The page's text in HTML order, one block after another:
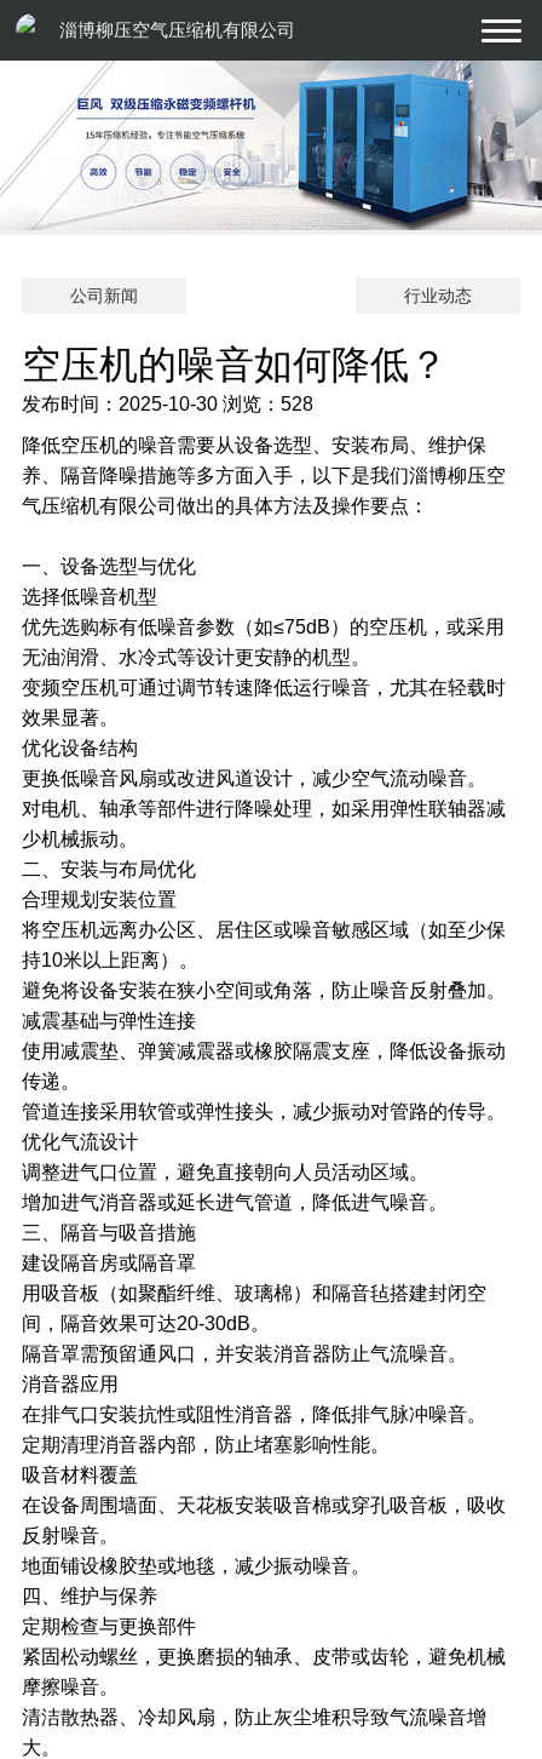
淄博柳压空气压缩机有限公司
公司新闻 行业动态
空压机的噪音如何降低？
发布时间：2025-10-30 浏览：528
降低空压机的噪音需要从设备选型、安装布局、维护保
养、隔音降噪措施等多方面入手，以下是我们淄博柳压空
气压缩机有限公司做出的具体方法及操作要点：
一、设备选型与优化
选择低噪音机型
优先选购标有低噪音参数（如≤75dB）的空压机，或采用
无油润滑、水冷式等设计更安静的机型。
变频空压机可通过调节转速降低运行噪音，尤其在轻载时
效果显著。
优化设备结构
更换低噪音风扇或改进风道设计，减少空气流动噪音。
对电机、轴承等部件进行降噪处理，如采用弹性联轴器减
少机械振动。
二、安装与布局优化
合理规划安装位置
将空压机远离办公区、居住区或噪音敏感区域（如至少保
持10米以上距离）。
避免将设备安装在狭小空间或角落，防止噪音反射叠加。
减震基础与弹性连接
使用减震垫、弹簧减震器或橡胶隔震支座，降低设备振动
传递。
管道连接采用软管或弹性接头，减少振动对管路的传导。
优化气流设计
调整进气口位置，避免直接朝向人员活动区域。
增加进气消音器或延长进气管道，降低进气噪音。
三、隔音与吸音措施
建设隔音房或隔音罩
用吸音板（如聚酯纤维、玻璃棉）和隔音毡搭建封闭空
间，隔音效果可达20-30dB。
隔音罩需预留通风口，并安装消音器防止气流噪音。
消音器应用
在排气口安装抗性或阻性消音器，降低排气脉冲噪音。
定期清理消音器内部，防止堵塞影响性能。
吸音材料覆盖
在设备周围墙面、天花板安装吸音棉或穿孔吸音板，吸收
反射噪音。
地面铺设橡胶垫或地毯，减少振动噪音。
四、维护与保养
定期检查与更换部件
紧固松动螺丝，更换磨损的轴承、皮带或齿轮，避免机械
摩擦噪音。
清洁散热器、冷却风扇，防止灰尘堆积导致气流噪音增
大。